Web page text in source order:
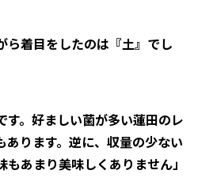
ら着目をしたのは『土』でし
す。好ましい菌が多い蓮田のレ
あります。逆に、収量の少ない
あまり美味しくありません」